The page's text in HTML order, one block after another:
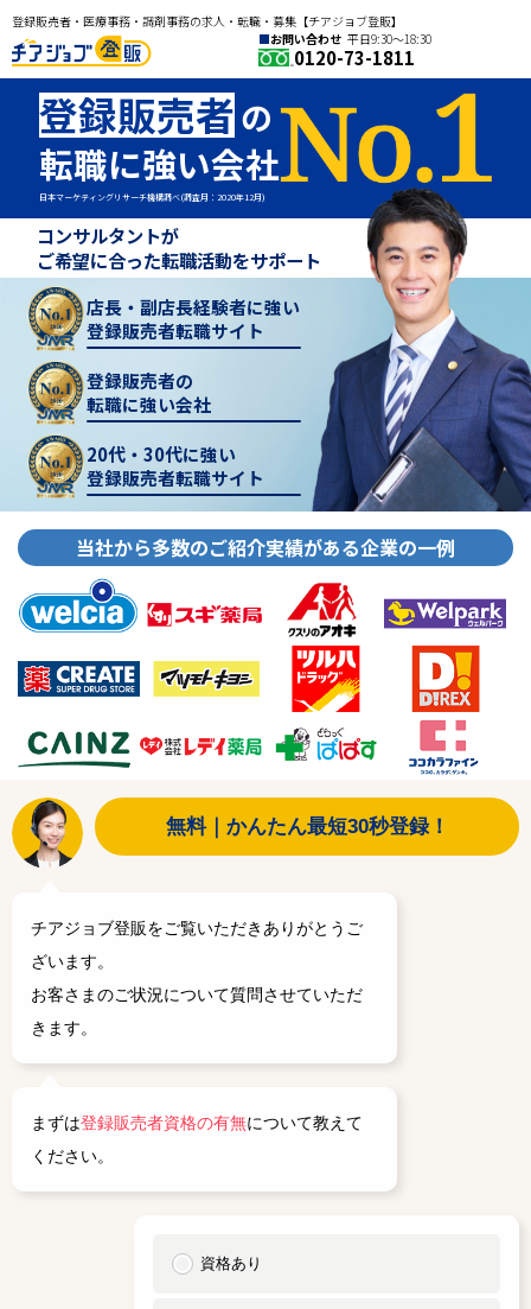
登録販売者・医療事務・調剤事務の求人・転職・募集【チアジョブ登販】
お問い合わせ 平日9:30〜18:30
0120-73-1811
登録販売者の
転職に強い会社
日本マーケティングリサーチ機構調べ(調査月：2020年12月)
コンサルタントが
ご希望に合った転職活動をサポート
店長・副店長経験者に強い
登録販売者転職サイト
登録販売者の
転職に強い会社
20代・30代に強い
登録販売者転職サイト
当社から多数のご紹介実績がある企業の一例
無料｜かんたん最短30秒登録！
チアジョブ登販をご覧いただきありがとうご
ざいます。
お客さまのご状況について質問させていただ
きます。
まずは登録販売者資格の有無について教えて
ください。
資格あり